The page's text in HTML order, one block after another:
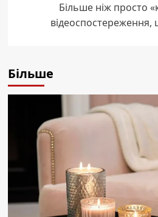
Більше ніж просто
Більше